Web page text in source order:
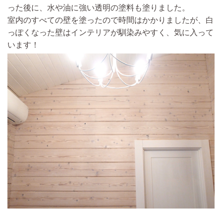
った後に、水や油に強い透明の塗料も塗りました。
室内のすべての壁を塗ったので時間はかかりましたが、白
っぽくなった壁はインテリアが馴染みやすく、気に入って
います！